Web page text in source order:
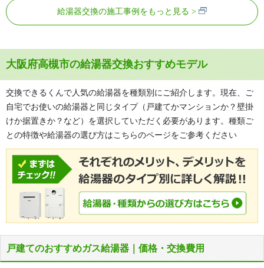
給湯器交換の施工事例をもっと見る
大阪府高槻市の給湯器交換おすすめモデル
交換できるくんで人気の給湯器を種類別にご紹介します。現在、ご
自宅でお使いの給湯器と同じタイプ（戸建てかマンションか？壁掛
けか据置きか？など）を選択していただく必要があります。種類ご
との特徴や給湯器の選び方はこちらのページをご参考ください
戸建てのおすすめガス給湯器｜価格・交換費用